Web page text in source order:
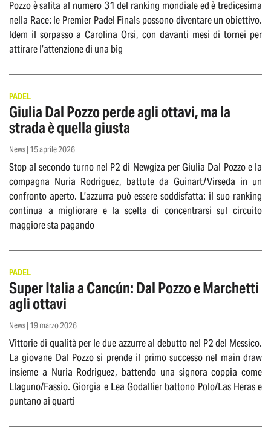
Pozzo è salita al numero 31 del ranking mondiale ed è tredicesima
nella Race: le Premier Padel Finals possono diventare un obiettivo.
Idem il sorpasso a Carolina Orsi, con davanti mesi di tornei per
attirare l’attenzione di una big
PADEL
Giulia Dal Pozzo perde agli ottavi, ma la
strada è quella giusta
News | 15 aprile 2026
Stop al secondo turno nel P2 di Newgiza per Giulia Dal Pozzo e la
compagna Nuria Rodriguez, battute da Guinart/Virseda in un
confronto aperto. L’azzurra può essere soddisfatta: il suo ranking
continua a migliorare e la scelta di concentrarsi sul circuito
maggiore sta pagando
PADEL
Super Italia a Cancún: Dal Pozzo e Marchetti
agli ottavi
News | 19 marzo 2026
Vittorie di qualità per le due azzurre al debutto nel P2 del Messico.
La giovane Dal Pozzo si prende il primo successo nel main draw
insieme a Nuria Rodriguez, battendo una signora coppia come
Llaguno/Fassio. Giorgia e Lea Godallier battono Polo/Las Heras e
puntano ai quarti